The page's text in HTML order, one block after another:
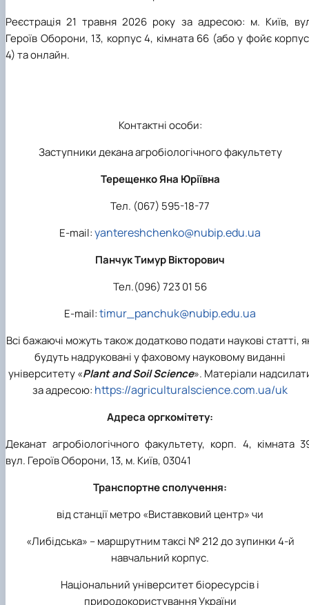
Реєстрація 21 травня 2026 року за адресою: м. Київ,
Героїв Оборони, 13, корпус 4, кімната 66 (або у фойє
4) та онлайн.
Контактні особи:
Заступники декана агробіологічного факультету
Терещенко Яна Юріївна
Тел. (067) 595-18-77
Е-mail:yantereshchenko@nubip.edu.ua
Панчук Тимур Вікторович
Тел.(096) 723 01 56
Е-mail:timur_panchuk@nubip.edu.ua
Всі бажаючі можуть також додатково подати наукові статті,
будуть надруковані у фаховому науковому виданні
університету «Plant and Soil Science». Матеріали
за адресою: https://agriculturalscience.com.ua/uk
Адреса оргкомітету:
Деканат агробіологічного факультету, корп. 4, кімната
вул. Героїв Оборони, 13, м. Київ, 03041
Транспортне сполучення:
від станції метро «Виставковий центр» чи
«Либідська» – маршрутним таксі № 212 до зупинки 4-й
навчальний корпус.
Національний університет біоресурсів і
природокористування України